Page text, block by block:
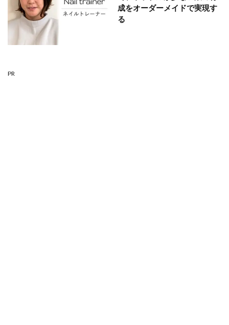
成をオーダーメイドで実現す
る
PR